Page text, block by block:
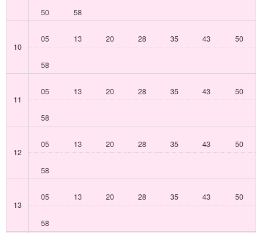
50 58
10
05 13 20 28 35 43 50
58
11
05 13 20 28 35 43 50
58
12
05 13 20 28 35 43 50
58
13
05 13 20 28 35 43 50
58